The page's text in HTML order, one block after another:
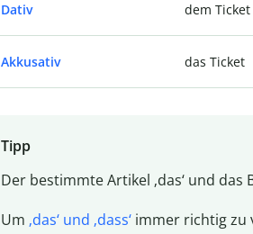
Dativ dem Ticket
Akkusativ das Ticket
Tipp
Der bestimmte Artikel ‚das‘ und das
Um ‚das‘ und ‚dass‘immer richtig zu